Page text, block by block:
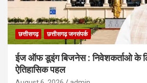
छत्तीसगढ़ छत्तीसगढ़ जनसंपर्क
ईज ऑफ डूइंग बिजनेस : निवेशकर्ताओ के
ऐतिहासिक पहल